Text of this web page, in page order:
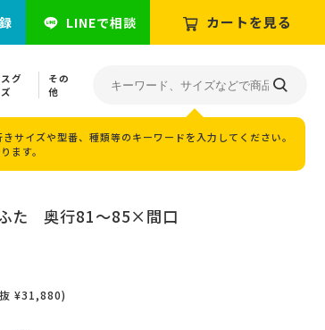
LINEで相談 カートを見る
グ
その
他
サイズや型番、種類等のキーワードを入力してください。
ます。
ふた 奥行81～85×間口
¥31,880)